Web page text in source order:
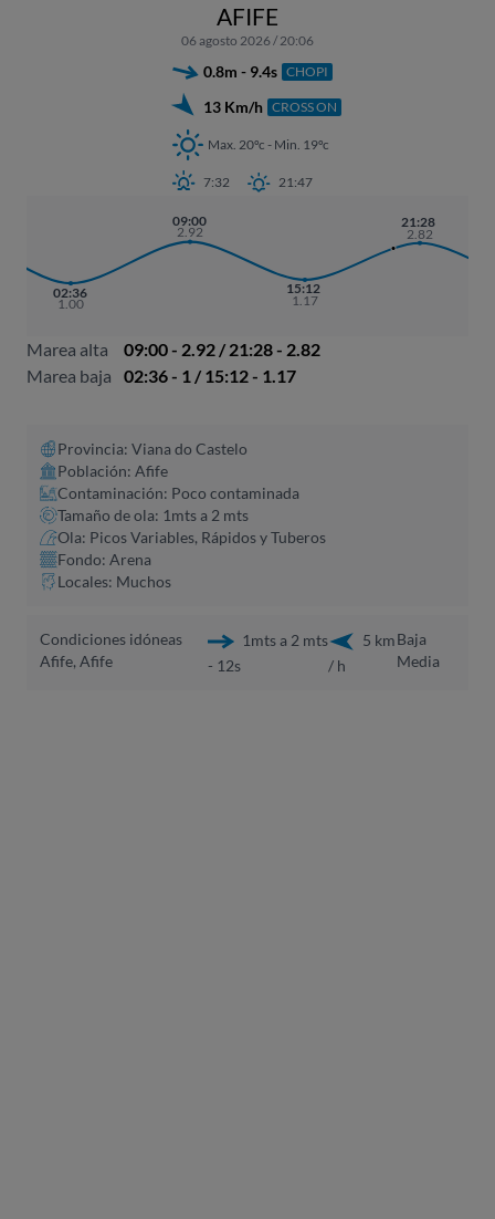
AFIFE
06 agosto 2026 / 20:06
0.8m - 9.4s CHOPI
13 Km/h CROSS ON
Max. 20ºc - Min. 19ºc
7:32 21:47
02:36
1.00
09:00
2.92
15:12
1.17
21:28
2.82
Marea alta
09:00 - 2.92 / 21:28 - 2.82
Marea baja
02:36 - 1 / 15:12 - 1.17
Provincia: Viana do Castelo
Población: Afife
Contaminación: Poco contaminada
Tamaño de ola: 1mts a 2 mts
Ola: Picos Variables, Rápidos y Tuberos
Fondo: Arena
Locales: Muchos
Condiciones idóneas
Afife, Afife
1mts a 2 mts
- 12s
5 km
/ h
Baja
Media